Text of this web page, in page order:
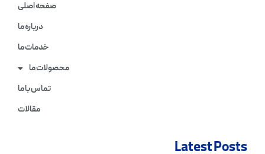
صفحه اصلی
درباره ما
خدمات ما
محصولات ما
تماس با ما
مقالات
Latest Posts